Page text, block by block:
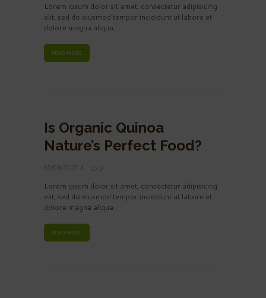
Lorem ipsum dolor sit amet, consectetur adipisicing
elit, sed do eiusmod tempor incididunt ut labore et
dolore magna aliqua.
READ MORE
Is Organic Quinoa
Nature’s Perfect Food?
05/08/2015 0
Lorem ipsum dolor sit amet, consectetur adipisicing
elit, sed do eiusmod tempor incididunt ut labore et
dolore magna aliqua.
READ MORE